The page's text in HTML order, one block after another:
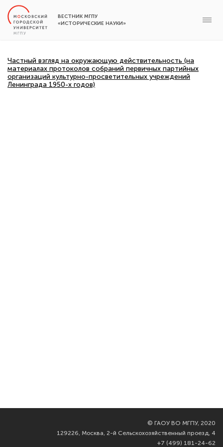
ВЕСТНИК МГПУ
«ИСТОРИЧЕСКИЕ НАУКИ»
Частный взгляд на окружающую действительность (на
материалах протоколов собраний первичных партийных
организаций культурно-просветительных учреждений
Ленинграда 1950-х годов)
© ГАОУ ВО МГПУ, 2020
129226, Москва, 2-й Сельскохозяйственный проезд, 4
+7 (499) 181-24-62